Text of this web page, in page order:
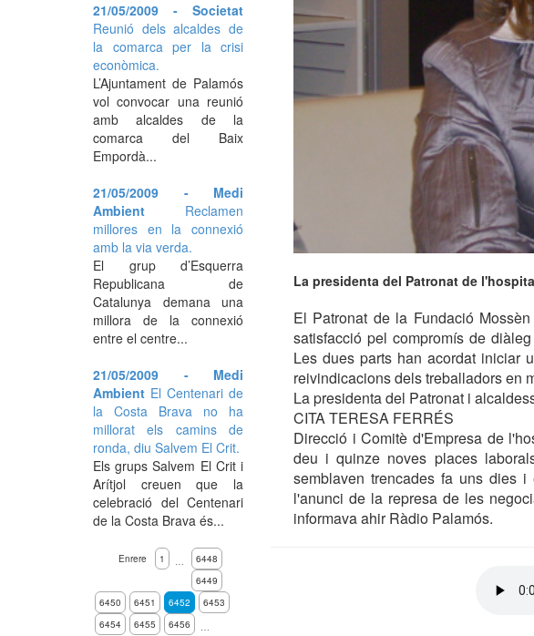
La presidenta del Patronat de
El Patronat de la Fundació
satisfacció pel compromís de
Les dues parts han acordat iniciar
reivindicacions dels treballadors en
La presidenta del Patronat i
CITA TERESA FERRÉS
Direcció i Comitè d'Empresa de
deu i quinze noves places
semblaven trencades fa uns dies
l'anunci de la represa de les
informava ahir Ràdio Palamós.
21/05/2009 - Societat
Reunió dels alcaldes de
la comarca per la crisi
econòmica.
L’Ajuntament de Palamós
vol convocar una reunió
amb alcaldes de la
comarca del Baix
Empordà...
21/05/2009 - Medi
Ambient Reclamen
millores en la connexió
amb la via verda.
El grup d’Esquerra
Republicana de
Catalunya demana una
millora de la connexió
entre el centre...
21/05/2009 - Medi
Ambient El Centenari de
la Costa Brava no ha
millorat els camins de
ronda, diu Salvem El Crit.
Els grups Salvem El Crit i
Arítjol creuen que la
celebració del Centenari
de la Costa Brava és...
Enrere 1 …
6448
6449
6450
6451 6452
6453
6454
6455 6456 …